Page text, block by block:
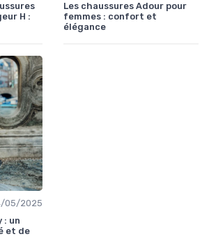
H :
Les chaussures Adour pour
femmes : confort et
élégance
05/2025
: un
et de